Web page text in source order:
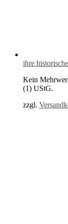
ihre
Kein
(1) UStG.
zzgl.